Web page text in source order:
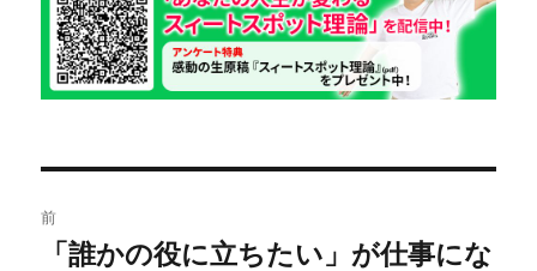
リ
ー
稿
前
前「誰かの役に立ちたい」が仕事にな